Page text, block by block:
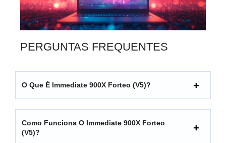
PERGUNTAS FREQUENTES
O Que É Immediate 900X Forteo (V5)?
Como Funciona O Immediate 900X Forteo
(V5)?